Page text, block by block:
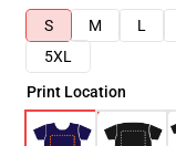
S
M L
5XL
Print Location